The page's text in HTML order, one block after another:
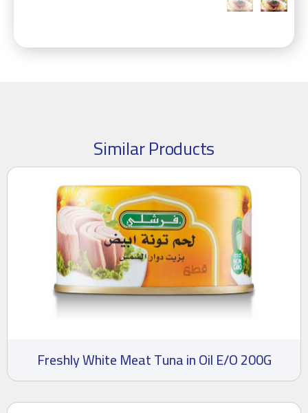
Similar Products
Freshly White Meat Tuna in Oil E/O 200G